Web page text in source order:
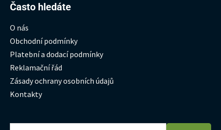
Často hledáte
O nás
Obchodní podmínky
Platební a dodací podmínky
Reklamační řád
Zásady ochrany osobních údajů
Kontakty
Hledat: